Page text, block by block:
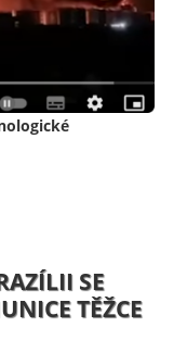
SE
TĚŽCE